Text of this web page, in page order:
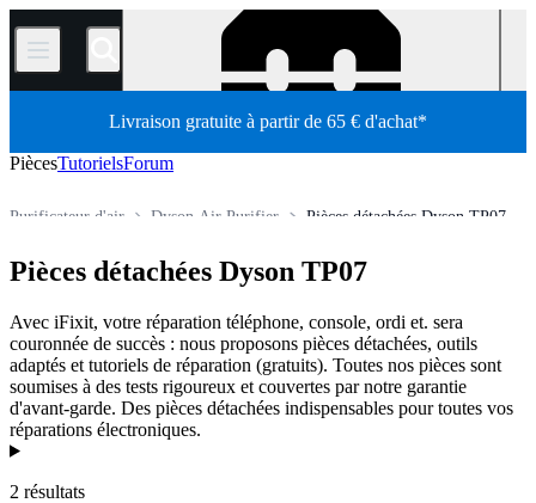
/
Livraison gratuite à partir de 65 € d'achat*
PiècesTutorielsForum
Pièces détachées Dyson TP07
Dyson Air Purifier
Purificateur d'air
Boutique
Pièces détachées Dyson TP07
Avec iFixit, votre réparation téléphone, console, ordi et. sera
couronnée de succès : nous proposons pièces détachées, outils
adaptés et tutoriels de réparation (gratuits). Toutes nos pièces sont
soumises à des tests rigoureux et couvertes par notre garantie
d'avant-garde. Des pièces détachées indispensables pour toutes vos
réparations électroniques.
Produits
2 résultats